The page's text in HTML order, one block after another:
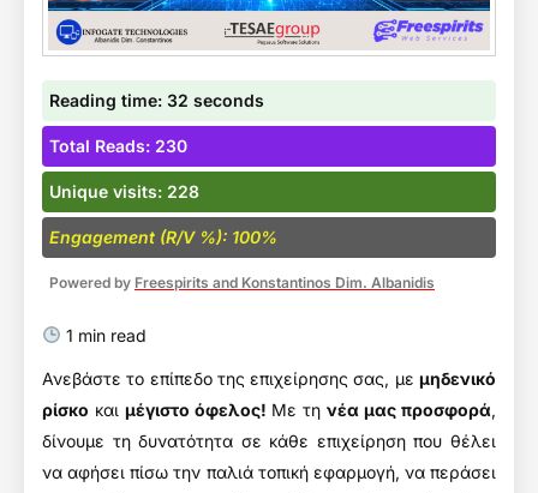
Reading time: 32 seconds
Total Reads: 230
Unique visits: 228
Engagement (R/V %): 100%
Powered by Freespirits and Konstantinos Dim. Albanidis
1 min read
Ανεβάστε το επίπεδο της επιχείρησης σας, με μηδενικό
ρίσκο και μέγιστο όφελος! Με τη νέα μας προσφορά,
δίνουμε τη δυνατότητα σε κάθε επιχείρηση που θέλει
να αφήσει πίσω την παλιά τοπική εφαρμογή, να περάσει